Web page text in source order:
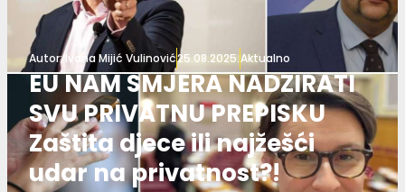
Autor:Ivana Mijić Vulinović25.08.2025.Aktualno
EU NAM SMJERA NADZIRATI
SVU PRIVATNU PREPISKU
Zaštita djece ili najžešći
udar na privatnost?!